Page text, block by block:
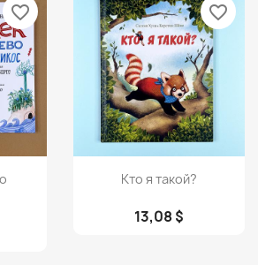
favorite_border
Просмотр
Кто я такой?
13,08 $
favorite_border